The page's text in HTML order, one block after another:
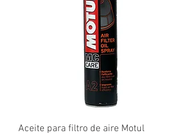
Aceite para filtro de aire Motul